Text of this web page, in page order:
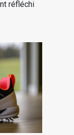
réfléchi